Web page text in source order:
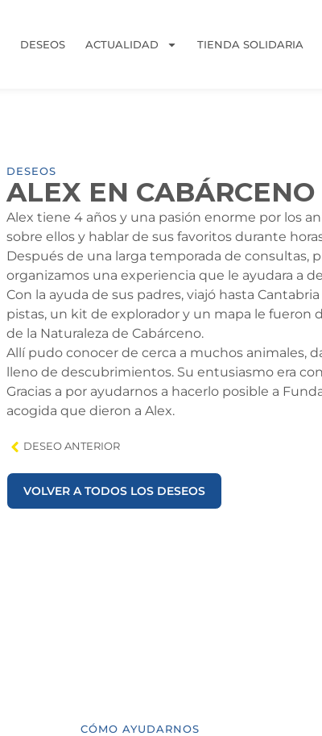
DESEOS ACTUALIDAD TIENDA SOLIDARIA
DESEOS
ALEX EN CABÁRCENO
Alex tiene 4 años y una pasión enorme por los
sobre ellos y hablar de sus favoritos durante
Después de una larga temporada de consultas,
organizamos una experiencia que le ayudara a
Con la ayuda de sus padres, viajó hasta
pistas, un kit de explorador y un mapa le fueron
de la Naturaleza de Cabárceno.
Allí pudo conocer de cerca a muchos animales,
lleno de descubrimientos. Su entusiasmo era
Gracias a por ayudarnos a hacerlo posible a
acogida que dieron a Alex.
DESEO ANTERIOR
VOLVER A TODOS LOS DESEOS
CÓMO AYUDARNOS